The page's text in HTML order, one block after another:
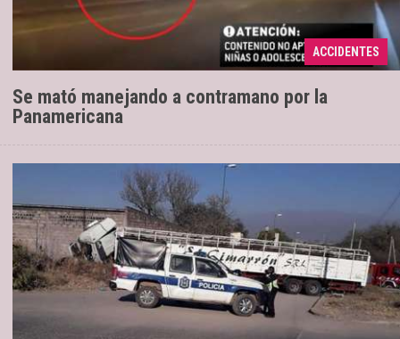
ACCIDENTES
Se mató manejando a contramano por la
Panamericana
contramano a gran velocidad por la Autopista
Panamericana. Otro conductor grabó la secuencia,
20/08/2019 En el ingreso a Salta, donde chocó y